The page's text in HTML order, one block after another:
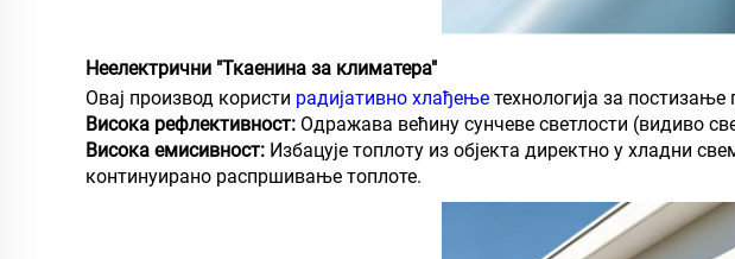
Неелектрични "Ткаенина за климатера"
Овај производ користи радијативно хлађење технологија за
Висока рефлективност: Одражава већину сунчеве светлости (видиво
Висока емисивност: Избацује топлоту из објекта директно у хладни
континуирано распршивање топлоте.